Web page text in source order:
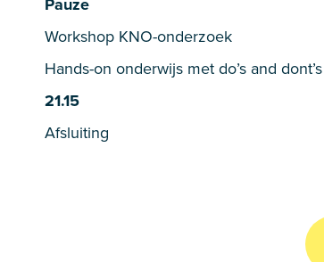
Pauze
Workshop KNO-onderzoek
Hands-on onderwijs met do’s and dont’s
21.15
Afsluiting